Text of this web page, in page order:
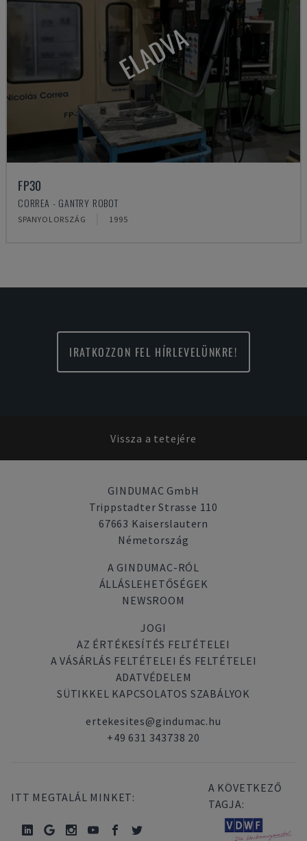
ELADVA
FP30
CORREA - GANTRY ROBOT
SPANYOLORSZÁG 1995
IRATKOZZON FEL HÍRLEVELÜNKRE!
Vissza a tetejére
GINDUMAC GmbH
Trippstadter Strasse 110
67663 Kaiserslautern
Németország
A GINDUMAC-RÓL
ÁLLÁSLEHETŐSÉGEK
NEWSROOM
JOGI
AZ ÉRTÉKESÍTÉS FELTÉTELEI
A VÁSÁRLÁS FELTÉTELEI ÉS FELTÉTELEI
ADATVÉDELEM
SÜTIKKEL KAPCSOLATOS SZABÁLYOK
ertekesites@gindumac.hu
+49 631 343738 20
ITT MEGTALÁL MINKET:
A KÖVETKEZŐ
TAGJA: